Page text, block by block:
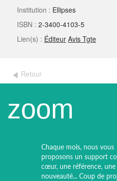
Institution : Ellipses
ISBN : 2-3400-4103-5
Lien(s) : Éditeur Avis Tgte
Retour
zoom
Chaque mois, nous vous
proposons un support
cœur, une référence, une
nouveauté... Coup de